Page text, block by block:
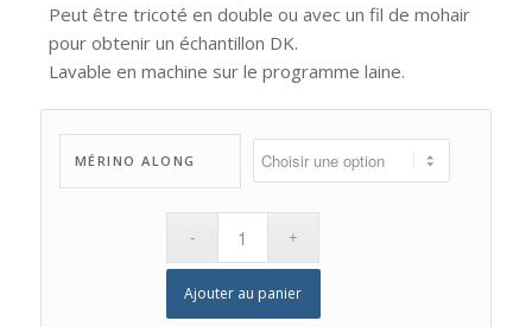
Peut être tricoté en double ou avec un fil de mohair
pour obtenir un échantillon DK.
Lavable en machine sur le programme laine.
MÉRINO ALONG
Ajouter au panier